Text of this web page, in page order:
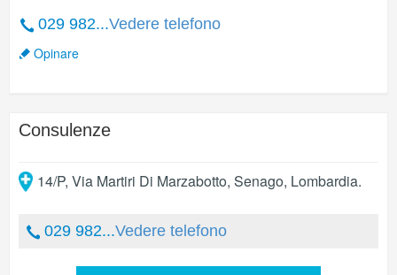
029 982...Vedere telefono
Opinare
Consulenze
14/P, Via Martiri Di Marzabotto, Senago, Lombardia.
029 982...Vedere telefono